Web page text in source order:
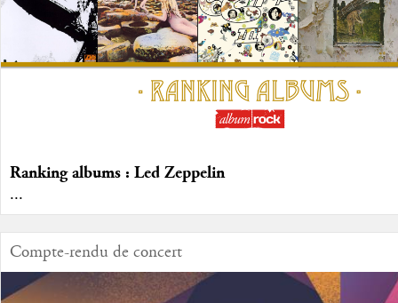
Ranking albums : Led Zeppelin
...
Compte-rendu de concert